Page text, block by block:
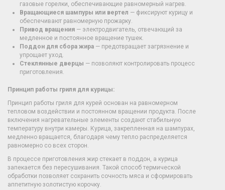
газовые горелки, обеспечивающие равномерный нагрев.
Вращающиеся шампуры или вертел — фиксируют курицу и
обеспечивают равномерную прожарку.
Привод вращения — электродвигатель, отвечающий за
медленное и постоянное вращение тушек.
Поддон для сбора жира — предотвращает загрязнение и
упрощает уход.
Стеклянные дверцы — позволяют контролировать процесс
приготовления.
Принцип работы гриля для курицы:
Принцип работы гриля для курей основан на равномерном
тепловом воздействии и постоянном вращении продукта. После
включения нагревательные элементы создают стабильную
температуру внутри камеры. Курица, закрепленная на шампурах,
медленно вращается, благодаря чему тепло распределяется
равномерно со всех сторон.
В процессе приготовления жир стекает в поддон, а курица
запекается без пересушивания. Такой способ термической
обработки позволяет сохранить сочность мяса и сформировать
аппетитную золотистую корочку.